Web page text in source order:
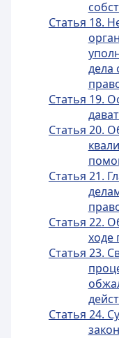
Статья 18.
дела
Статья 19.
Статья 20.
Статья 21.
Статья 22.
ходе
Статья 23.
Статья 24.